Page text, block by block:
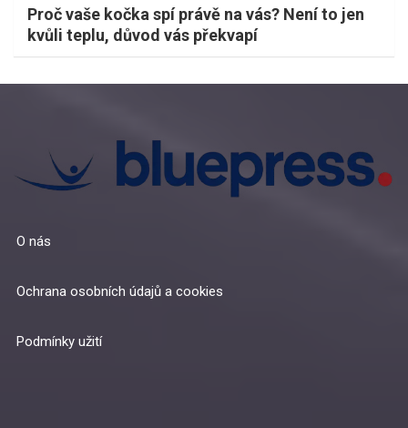
Proč vaše kočka spí právě na vás? Není to jen
kvůli teplu, důvod vás překvapí
O nás
Ochrana osobních údajů a cookies
Podmínky užití